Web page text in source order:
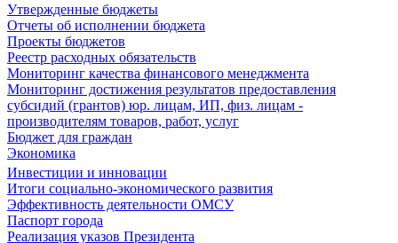
Утвержденные бюджеты
Отчеты об исполнении бюджета
Проекты бюджетов
Реестр расходных обязательств
Мониторинг качества финансового менеджмента
Мониторинг достижения результатов предоставления
субсидий (грантов) юр. лицам, ИП, физ. лицам -
производителям товаров, работ, услуг
Бюджет для граждан
Экономика
Инвестиции и инновации
Итоги социально-экономического развития
Эффективность деятельности ОМСУ
Паспорт города
Реализация указов Президента